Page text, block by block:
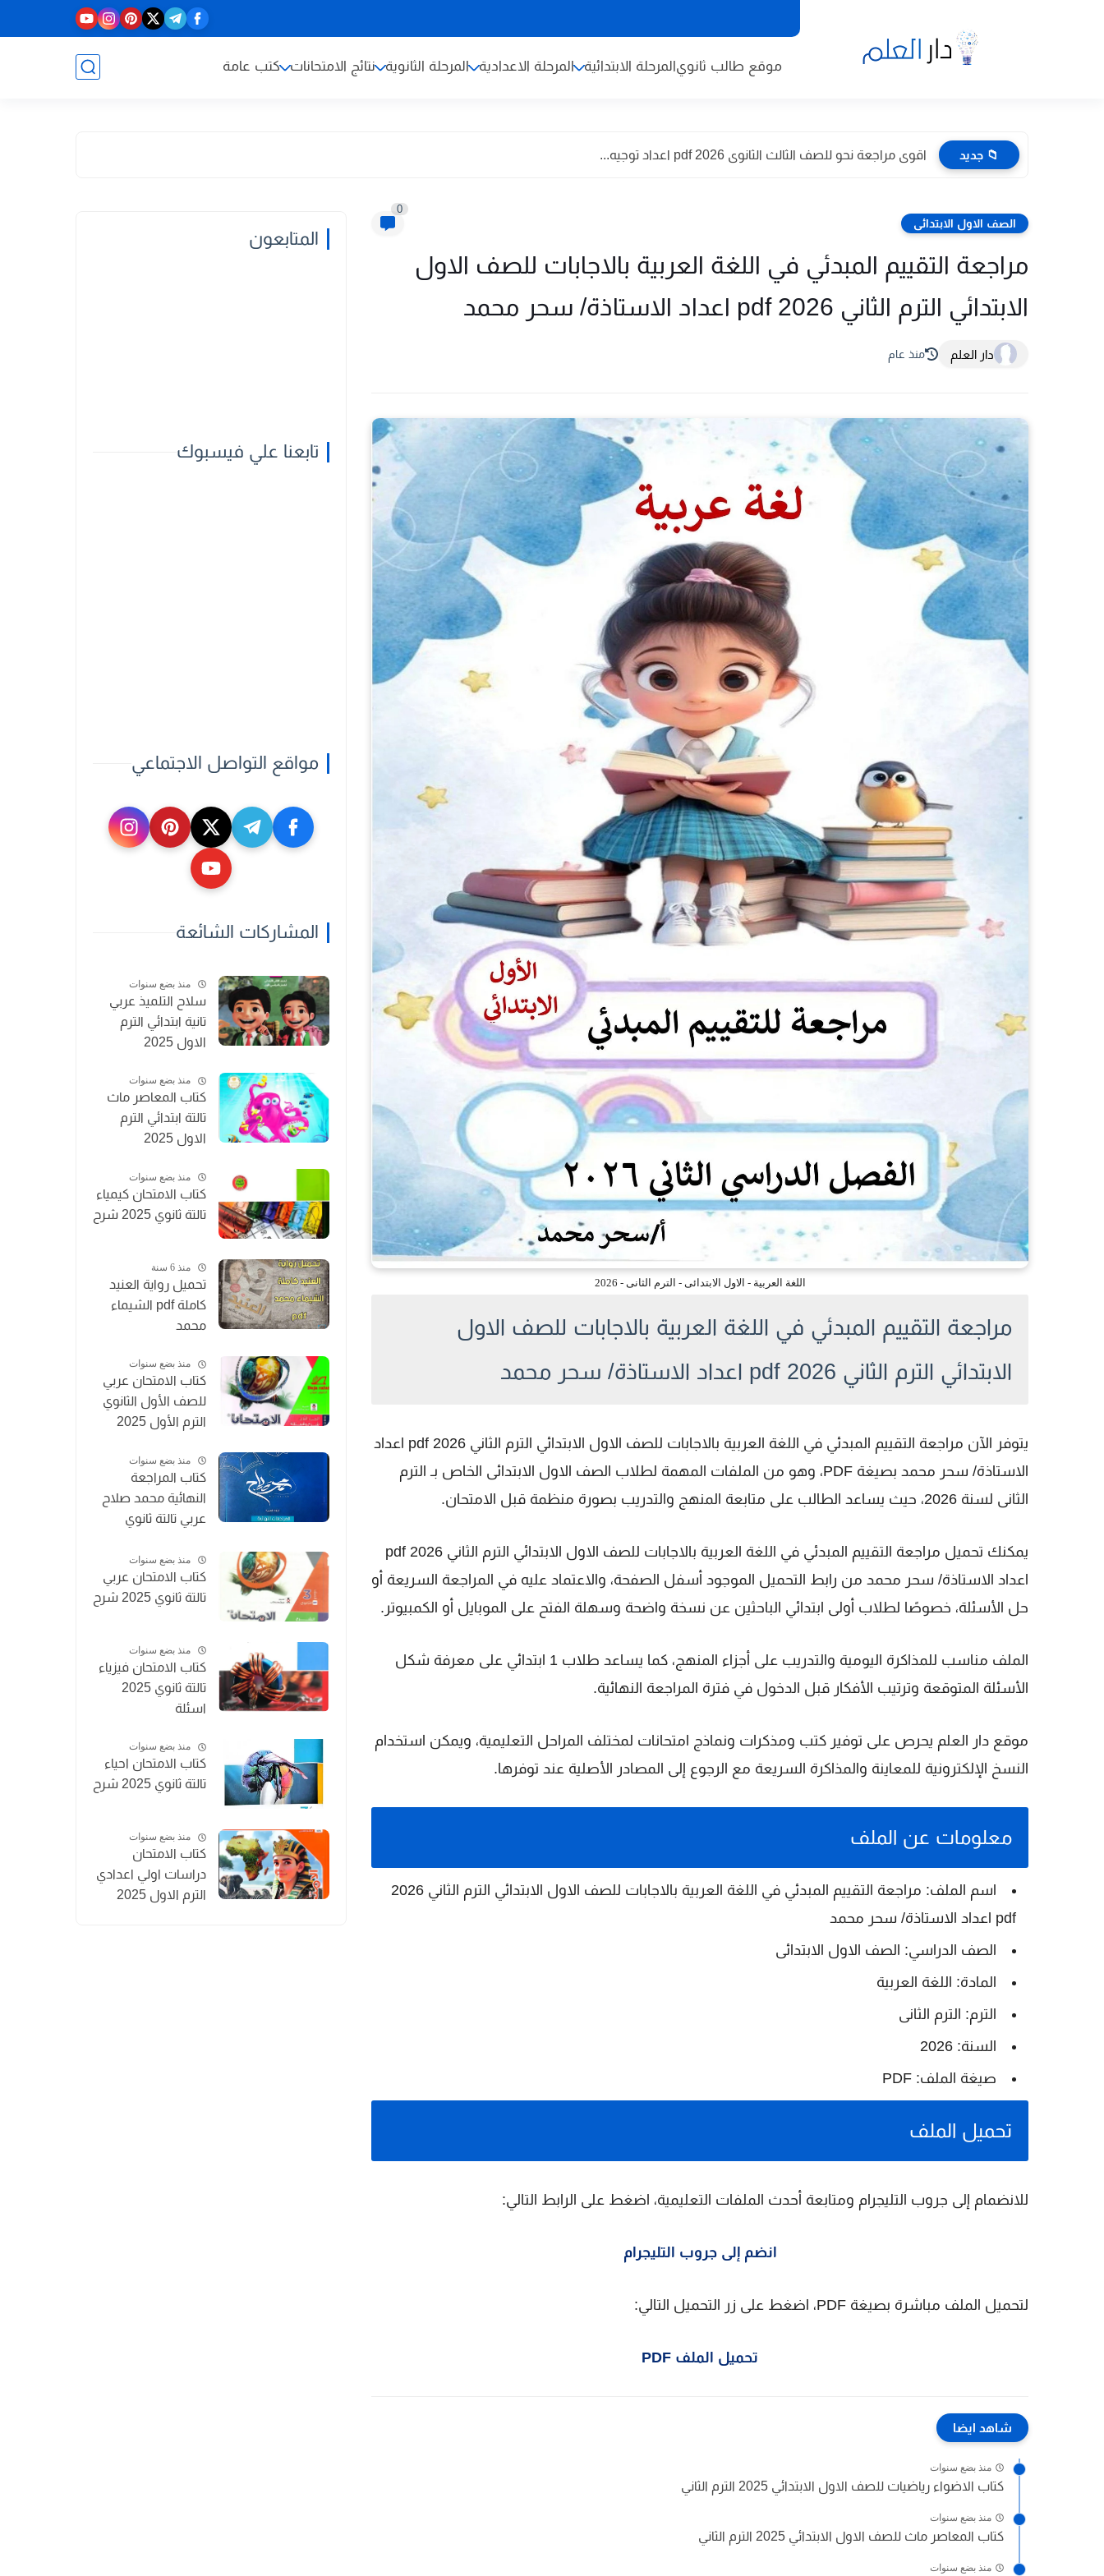
موقع طالب ثانويالمرحلة الابتدائية المرحلة الاعدادية المرحلة الثانوية نتائج الامتحانات كتب عامة
📁 جديد اقوى مراجعة نحو للصف الثالث الثانوى 2026 pdf اعداد توجيه...
الصف الاول الابتدائى
0
مراجعة التقييم المبدئي في اللغة العربية بالاجابات للصف الاول
الابتدائي الترم الثاني 2026 pdf اعداد الاستاذة/ سحر محمد
دار العلم منذ عام
اللغة العربية - الاول الابتدائى - الترم الثانى - 2026
مراجعة التقييم المبدئي في اللغة العربية بالاجابات للصف الاول
الابتدائي الترم الثاني 2026 pdf اعداد الاستاذة/ سحر محمد
يتوفر الآن مراجعة التقييم المبدئي في اللغة العربية بالاجابات للصف الاول الابتدائي الترم الثاني 2026 pdf اعداد
الاستاذة/ سحر محمد بصيغة PDF، وهو من الملفات المهمة لطلاب الصف الاول الابتدائى الخاص بـ الترم
الثانى لسنة 2026، حيث يساعد الطالب على متابعة المنهج والتدريب بصورة منظمة قبل الامتحان.
يمكنك تحميل مراجعة التقييم المبدئي في اللغة العربية بالاجابات للصف الاول الابتدائي الترم الثاني 2026 pdf
اعداد الاستاذة/ سحر محمد من رابط التحميل الموجود أسفل الصفحة، والاعتماد عليه في المراجعة السريعة أو
حل الأسئلة، خصوصًا لطلاب أولى ابتدائي الباحثين عن نسخة واضحة وسهلة الفتح على الموبايل أو الكمبيوتر.
الملف مناسب للمذاكرة اليومية والتدريب على أجزاء المنهج، كما يساعد طلاب 1 ابتدائي على معرفة شكل
الأسئلة المتوقعة وترتيب الأفكار قبل الدخول في فترة المراجعة النهائية.
موقع دار العلم يحرص على توفير كتب ومذكرات ونماذج امتحانات لمختلف المراحل التعليمية، ويمكن استخدام
النسخ الإلكترونية للمعاينة والمذاكرة السريعة مع الرجوع إلى المصادر الأصلية عند توفرها.
معلومات عن الملف
اسم الملف:
مراجعة التقييم المبدئي في اللغة العربية بالاجابات للصف الاول الابتدائي الترم الثاني 2026
pdf اعداد الاستاذة/ سحر محمد
الصف الدراسي: الصف الاول الابتدائى
المادة: اللغة العربية
الترم: الترم الثانى
السنة:
صيغة الملف:
تحميل الملف
للانضمام إلى جروب التليجرام ومتابعة أحدث الملفات التعليمية، اضغط على الرابط التالي:
انضم إلى جروب التليجرام
لتحميل الملف مباشرة بصيغة PDF، اضغط على زر التحميل التالي:
تحميل الملف PDF
شاهد ايضا
منذ بضع سنوات
كتاب الاضواء رياضيات للصف الاول الابتدائي 2025 الترم الثاني
منذ بضع سنوات
كتاب المعاصر ماث للصف الاول الابتدائي 2025 الترم الثاني
منذ بضع سنوات
المتابعون
تابعنا علي فيسبوك
مواقع التواصل الاجتماعي
المشاركات الشائعة
منذ بضع سنوات
سلاح التلميذ عربي
تانية ابتدائي الترم
الاول 2025
منذ بضع سنوات
كتاب المعاصر ماث
تالتة ابتدائي الترم
الاول 2025
منذ بضع سنوات
كتاب الامتحان كيمياء
تالتة ثانوي 2025 شرح
منذ 6 سنة
تحميل رواية العنيد
كاملة pdf الشيماء
محمد
منذ بضع سنوات
كتاب الامتحان عربي
للصف الأول الثانوي
الترم الأول 2025
منذ بضع سنوات
كتاب المراجعة
النهائية محمد صلاح
عربي تالتة ثانوي
منذ بضع سنوات
كتاب الامتحان عربي
تالتة ثانوي 2025 شرح
منذ بضع سنوات
كتاب الامتحان فيزياء
تالتة ثانوي 2025
اسئلة
منذ بضع سنوات
كتاب الامتحان احياء
تالتة ثانوي 2025 شرح
منذ بضع سنوات
كتاب الامتحان
دراسات اولي اعدادي
الترم الاول 2025